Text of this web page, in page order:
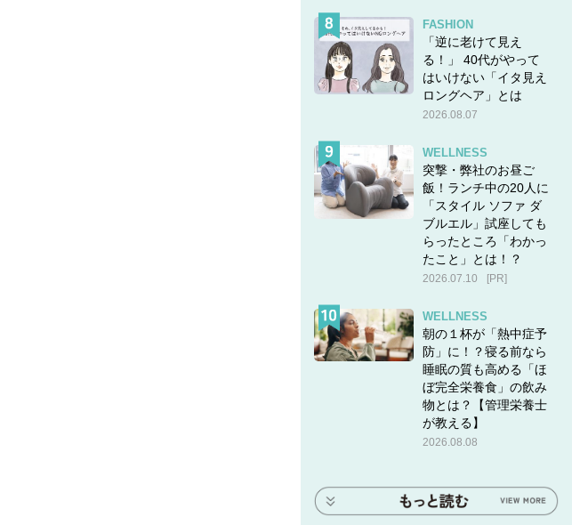
FASHION
「逆に老けて見え
る！」 40代がやって
はいけない「イタ見え
ロングヘア」とは
2026.08.07
WELLNESS
突撃・弊社のお昼ご
飯！ランチ中の20人に
「スタイル ソファ ダ
ブルエル」試座しても
らったところ「わかっ
たこと」とは！？
2026.07.10 [PR]
WELLNESS
朝の１杯が「熱中症予
防」に！？寝る前なら
睡眠の質も高める「ほ
ぼ完全栄養食」の飲み
物とは？【管理栄養士
が教える】
2026.08.08